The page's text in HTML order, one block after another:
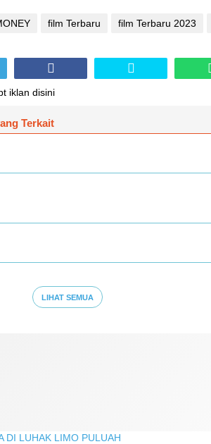
film Terbaru film Terbaru 2023
iklan disini
Terkait
LIHAT SEMUA
DI LUHAK LIMO PULUAH